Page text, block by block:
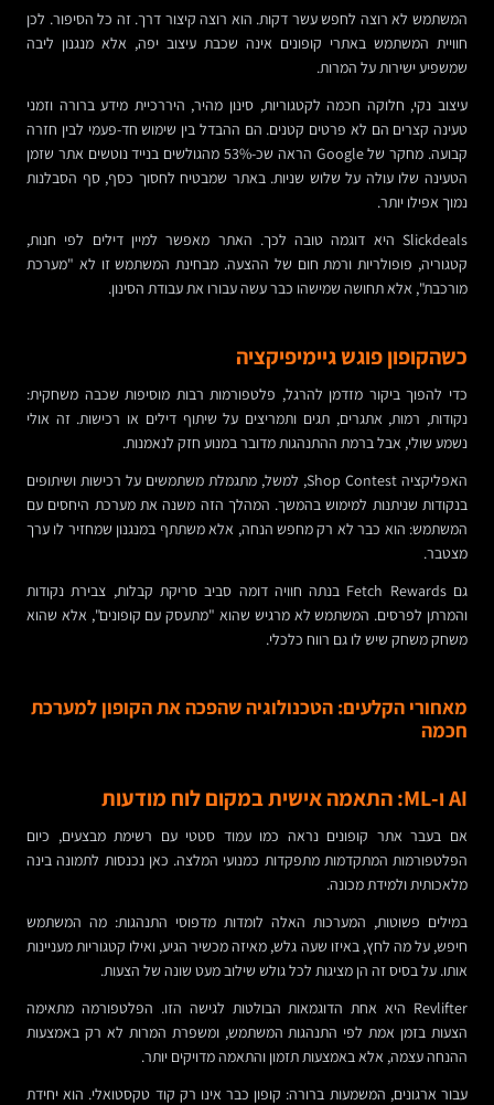
המשתמש לא רוצה לחפש עשר דקות. הוא רוצה קיצור דרך. זה כל הסיפור. לכן
חוויית המשתמש באתרי קופונים אינה שכבת עיצוב יפה, אלא מנגנון ליבה
שמשפיע ישירות על המרות.
עיצוב נקי, חלוקה חכמה לקטגוריות, סינון מהיר, היררכיית מידע ברורה וזמני
טעינה קצרים הם לא פרטים קטנים. הם ההבדל בין שימוש חד-פעמי לבין חזרה
קבועה. מחקר של Google הראה שכ-53% מהגולשים בנייד נוטשים אתר שזמן
הטעינה שלו עולה על שלוש שניות. באתר שמבטיח לחסוך כסף, סף הסבלנות
נמוך אפילו יותר.
Slickdeals היא דוגמה טובה לכך. האתר מאפשר למיין דילים לפי חנות,
קטגוריה, פופולריות ורמת חום של ההצעה. מבחינת המשתמש זו לא "מערכת
מורכבת", אלא תחושה שמישהו כבר עשה עבורו את עבודת הסינון.
כשהקופון פוגש גיימיפיקציה
כדי להפוך ביקור מזדמן להרגל, פלטפורמות רבות מוסיפות שכבה משחקית:
נקודות, רמות, אתגרים, תגים ותמריצים על שיתוף דילים או רכישות. זה אולי
נשמע שולי, אבל ברמת ההתנהגות מדובר במנוע חזק לנאמנות.
האפליקציה Shop Contest, למשל, מתגמלת משתמשים על רכישות ושיתופים
בנקודות שניתנות למימוש בהמשך. המהלך הזה משנה את מערכת היחסים עם
המשתמש: הוא כבר לא רק מחפש הנחה, אלא משתתף במנגנון שמחזיר לו ערך
מצטבר.
גם Fetch Rewards בנתה חוויה דומה סביב סריקת קבלות, צבירת נקודות
והמרתן לפרסים. המשתמש לא מרגיש שהוא "מתעסק עם קופונים", אלא שהוא
משחק משחק שיש לו גם רווח כלכלי.
מאחורי הקלעים: הטכנולוגיה שהפכה את הקופון למערכת
חכמה
AI ו-ML: התאמה אישית במקום לוח מודעות
אם בעבר אתר קופונים נראה כמו עמוד סטטי עם רשימת מבצעים, כיום
הפלטפורמות המתקדמות מתפקדות כמנועי המלצה. כאן נכנסות לתמונה בינה
מלאכותית ולמידת מכונה.
במילים פשוטות, המערכות האלה לומדות מדפוסי התנהגות: מה המשתמש
חיפש, על מה לחץ, באיזו שעה גלש, מאיזה מכשיר הגיע, ואילו קטגוריות מעניינות
אותו. על בסיס זה הן מציגות לכל גולש שילוב מעט שונה של הצעות.
Revlifter היא אחת הדוגמאות הבולטות לגישה הזו. הפלטפורמה מתאימה
הצעות בזמן אמת לפי התנהגות המשתמש, ומשפרת המרות לא רק באמצעות
ההנחה עצמה, אלא באמצעות תזמון והתאמה מדויקים יותר.
עבור ארגונים, המשמעות ברורה: קופון כבר אינו רק קוד טקסטואלי. הוא יחידת